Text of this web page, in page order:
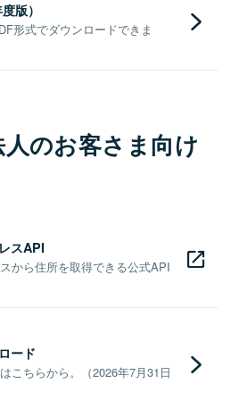
版）
形式でダウンロードできま
のお客さま向け
スAPI
から住所を取得できる公式API
ード
こちらから。（2026年7月31日